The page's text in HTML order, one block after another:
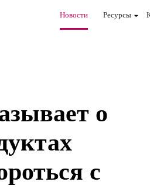
Новости Ресурсы
о
с